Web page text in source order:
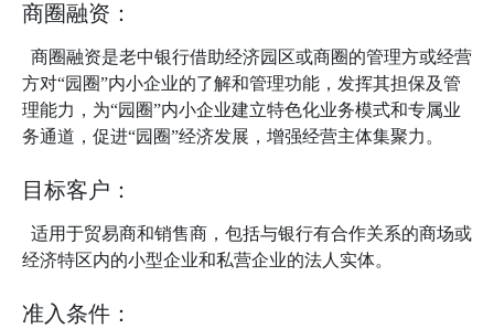
商圈融资：
商圈融资是老中银行借助经济园区或商圈的管理方或经营
方对“园圈”内小企业的了解和管理功能，发挥其担保及管
理能力，为“园圈”内小企业建立特色化业务模式和专属业
务通道，促进“园圈”经济发展，增强经营主体集聚力。
目标客户：
适用于贸易商和销售商，包括与银行有合作关系的商场或
经济特区内的小型企业和私营企业的法人实体。
准入条件：